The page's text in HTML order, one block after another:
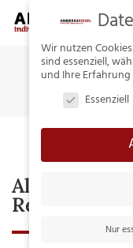
Rente
Wir nutzen
sind essenziell,
und Ihre
Essenziell
Nur